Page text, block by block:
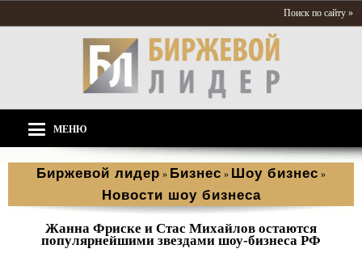
Поиск по сайту »
МЕНЮ
Биржевой лидер » Бизнес » Шоу бизнес »
Новости шоу бизнеса
Жанна Фриске и Стас Михайлов остаются
популярнейшими звездами шоу-бизнеса РФ